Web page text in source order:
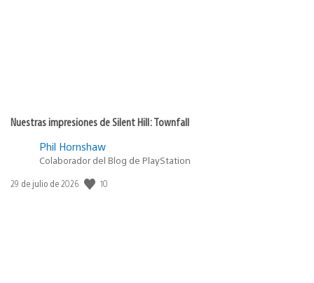
Nuestras impresiones de Silent Hill: Townfall
Phil Hornshaw
Colaborador del Blog de PlayStation
Fecha
29 de julio de 2026 10